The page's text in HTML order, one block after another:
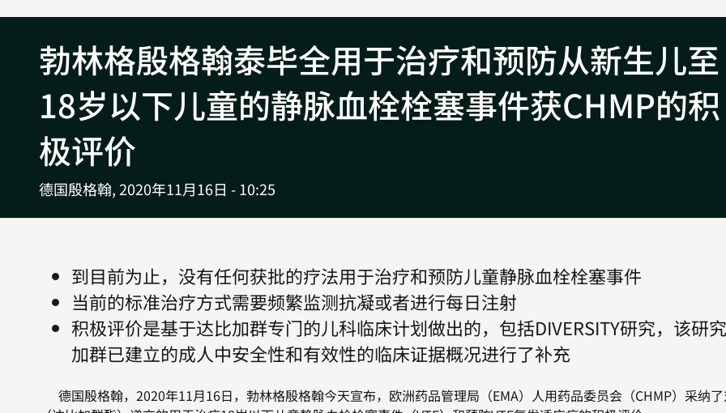
勃林格殷格翰泰毕全用于治疗和预防从新生儿至
18岁以下儿童的静脉血栓栓塞事件获CHMP的积
极评价
德国殷格翰,2020年11月16日 - 10:25
到目前为止，没有任何获批的疗法用于治疗和预防儿童静脉血栓栓塞事件
当前的标准治疗方式需要频繁监测抗凝或者进行每日注射
积极评价是基于达比加群专门的儿科临床计划做出的，包括DIVERSITY研究，该研
加群已建立的成人中安全性和有效性的临床证据概况进行了补充
德国殷格翰，2020年11月16日，勃林格殷格翰今天宣布，欧洲药品管理局（EMA）人用药品委员会（CHMP）采纳